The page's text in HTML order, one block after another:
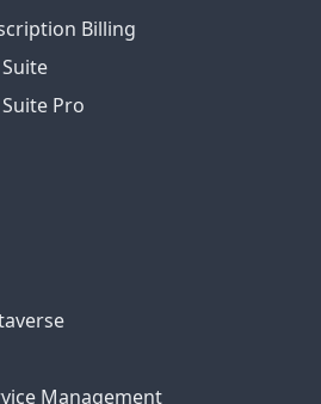
Billing
Pro
Management